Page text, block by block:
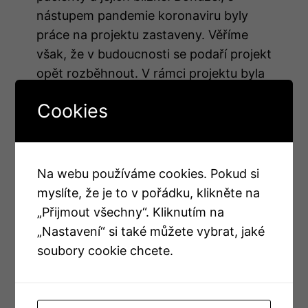
nástupem pandemie koronaviru byly
práce na projektu zastaveny. Věříme
však, že v budoucnosti se podaří projekt
opět rozběhnout. V rámci projektu byla
publikace primárně určená pro
Bezplatná publikace
Rakovina z
Cookies
Na webu používáme cookies. Pokud si
myslíte, že je to v pořádku, klikněte na
„Přijmout všechny“. Kliknutím na
„Nastavení“ si také můžete vybrat, jaké
soubory cookie chcete.